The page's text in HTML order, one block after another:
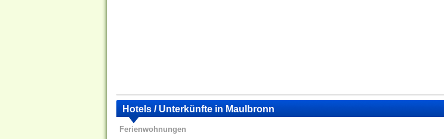
Hotels / Unterkünfte in Maulbronn
Ferienwohnungen